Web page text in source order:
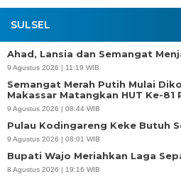
SULSEL
Ahad, Lansia dan Semangat
9 Agustus 2026 | 11:19 WIB
Semangat Merah Putih Mulai
Makassar Matangkan HUT Ke-81
9 Agustus 2026 | 08:44 WIB
Pulau Kodingareng Keke Butuh
9 Agustus 2026 | 08:01 WIB
Bupati Wajo Meriahkan Laga
8 Agustus 2026 | 19:16 WIB